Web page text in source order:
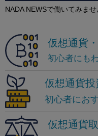
NADA NEWSで働いてみませ